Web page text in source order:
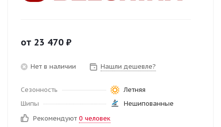
от 23 470 ₽
Нет в наличии Нашли дешевле?
Сезонность
Летняя
Шипы
Нешипованные
Рекомендуют 0 человек